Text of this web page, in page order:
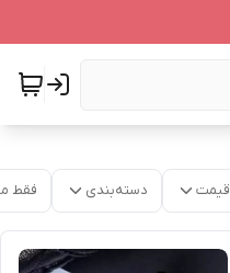
قیمت دسته‌بندی فقط